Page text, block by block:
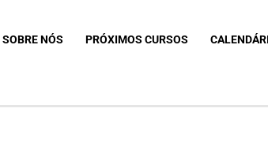
SOBRE NÓS PRÓXIMOS CURSOS